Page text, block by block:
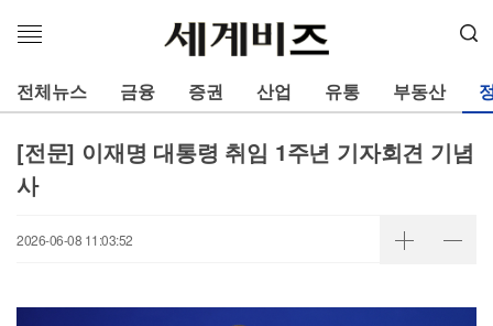
메
열
기
전체뉴스 금융 증권 산업 유통 부동산
[전문] 이재명 대통령 취임 1주년 기자회견 기념
사
2026-06-08 11:03:52